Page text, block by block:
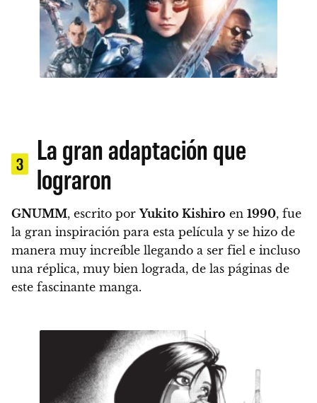
3
La gran adaptación que
lograron
GNUMM, escrito porYukito Kishiro en 1990, fue
la gran inspiración para esta película y se hizo de
manera muy increíble llegando a ser fiel e incluso
una réplica, muy bien lograda, de las páginas de
este fascinante manga.